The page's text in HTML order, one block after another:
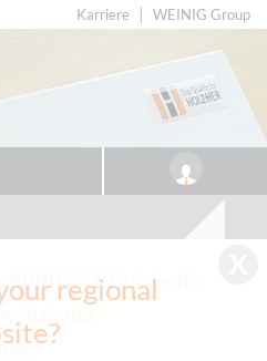
Karriere WEINIG Group
regional
SPRINT 1329 multi: